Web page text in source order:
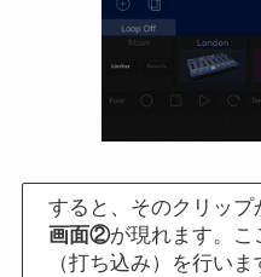
すると、そのクリップ
画面②が現れます。こ
（打ち込み）を行いま